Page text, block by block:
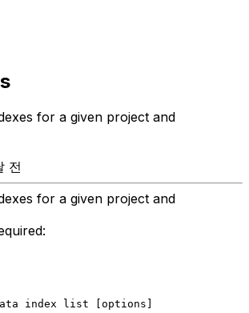
for a given project and
전
for a given project and
index list [options]